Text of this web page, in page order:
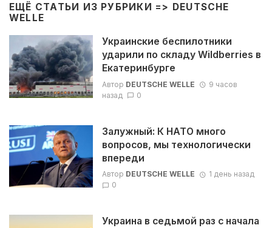
ЕЩЁ СТАТЬИ ИЗ РУБРИКИ => DEUTSCHE
WELLE
Украинские беспилотники
ударили по складу Wildberries в
Екатеринбурге
Автор DEUTSCHE WELLE
9 часов
назад
0
Залужный: К НАТО много
вопросов, мы технологически
впереди
Автор DEUTSCHE WELLE
1 день назад
0
Украина в седьмой раз с начала